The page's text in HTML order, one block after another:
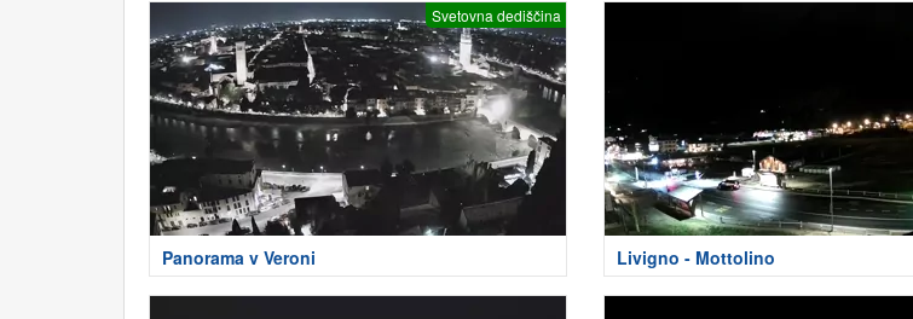
Svetovna dediščina
Panorama v Veroni Livigno - Mottolino